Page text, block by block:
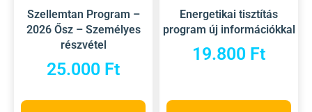
Szellemtan Program –
2026 Ősz – Személyes
részvétel
25.000 Ft
Energetikai tisztítás
program új információkkal
19.800 Ft